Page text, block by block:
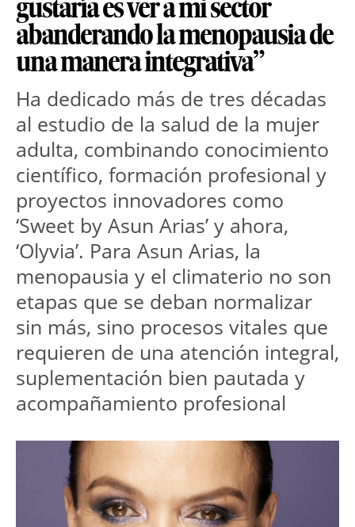
gustaría es ver a mi sector
abanderando la menopausia de
una manera integrativa”
Ha dedicado más de tres décadas
al estudio de la salud de la mujer
adulta, combinando conocimiento
científico, formación profesional y
proyectos innovadores como
‘Sweet by Asun Arias’ y ahora,
‘Olyvia’. Para Asun Arias, la
menopausia y el climaterio no son
etapas que se deban normalizar
sin más, sino procesos vitales que
requieren de una atención integral,
suplementación bien pautada y
acompañamiento profesional